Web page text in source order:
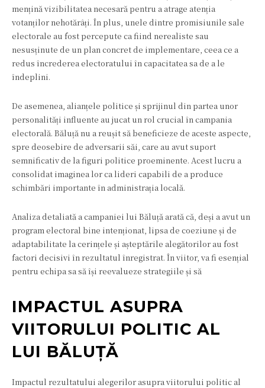
mențină vizibilitatea necesară pentru a atrage atenția
votanților nehotărâți. În plus, unele dintre promisiunile sale
electorale au fost percepute ca fiind nerealiste sau
nesusținute de un plan concret de implementare, ceea ce a
redus încrederea electoratului în capacitatea sa de a le
îndeplini.
De asemenea, alianțele politice și sprijinul din partea unor
personalități influente au jucat un rol crucial în campania
electorală. Băluță nu a reușit să beneficieze de aceste aspecte,
spre deosebire de adversarii săi, care au avut suport
semnificativ de la figuri politice proeminente. Acest lucru a
consolidat imaginea lor ca lideri capabili de a produce
schimbări importante în administrația locală.
Analiza detaliată a campaniei lui Băluță arată că, deși a avut un
program electoral bine intenționat, lipsa de coeziune și de
adaptabilitate la cerințele și așteptările alegătorilor au fost
factori decisivi în rezultatul înregistrat. În viitor, va fi esențial
pentru echipa sa să își reevalueze strategiile și să
IMPACTUL ASUPRA
VIITORULUI POLITIC AL
LUI BĂLUȚĂ
Impactul rezultatului alegerilor asupra viitorului politic al